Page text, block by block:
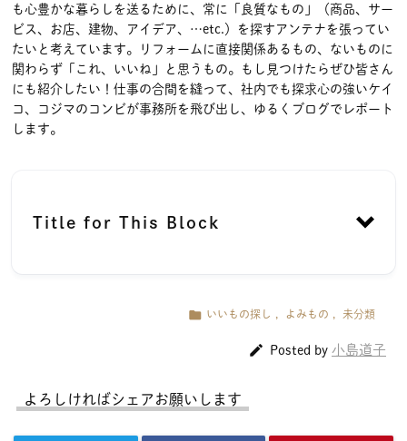
も心豊かな暮らしを送るために、常に「良質なもの」（商品、サー
ビス、お店、建物、アイデア、…etc.）を探すアンテナを張ってい
たいと考えています。リフォームに直接関係あるもの、ないものに
関わらず「これ、いいね」と思うもの。もし見つけたらぜひ皆さん
にも紹介したい！仕事の合間を縫って、社内でも探求心の強いケイ
コ、コジマのコンビが事務所を飛び出し、ゆるくブログでレポート
します。
Title for This Block
 いいもの探し よみもの 未分類
 Posted by 小島道子
よろしければシェアお願いします